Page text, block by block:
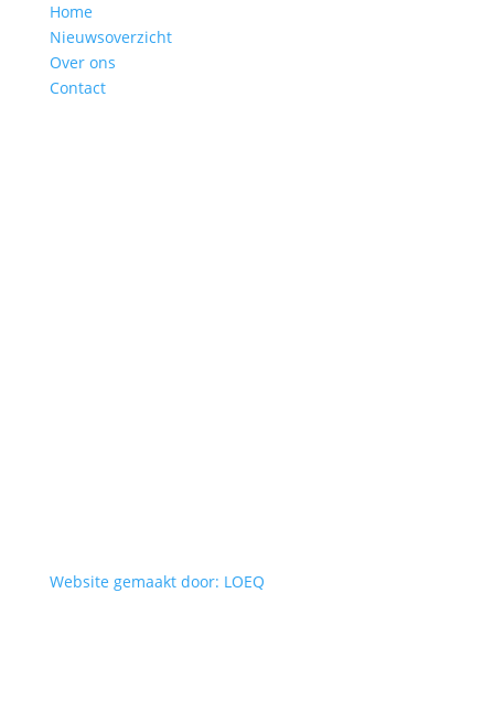
Home
Nieuwsoverzicht
Over ons
Contact
Website gemaakt door: LOEQ